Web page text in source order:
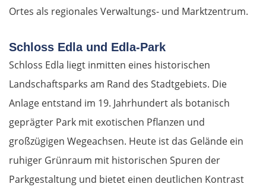
Ortes als regionales Verwaltungs- und Marktzentrum.
Schloss Edla und Edla-Park
Schloss Edla liegt inmitten eines historischen
Landschaftsparks am Rand des Stadtgebiets. Die
Anlage entstand im 19. Jahrhundert als botanisch
geprägter Park mit exotischen Pflanzen und
großzügigen Wegeachsen. Heute ist das Gelände ein
ruhiger Grünraum mit historischen Spuren der
Parkgestaltung und bietet einen deutlichen Kontrast